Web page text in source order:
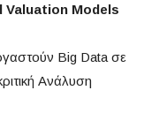
Valuation Models
Big Data σε
Ανάλυση